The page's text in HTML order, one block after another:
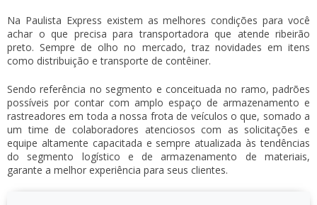
Na Paulista Express existem as melhores condições para você
achar o que precisa paratransportadora que atende ribeirão
preto. Sempre de olho no mercado, traz novidades em itens
como distribuição e transporte de contêiner.
Sendo referência no segmento e conceituada no ramo, padrões
possíveis por contar com amplo espaço de armazenamento e
rastreadores em toda a nossa frota de veículos o que, somado a
um time de colaboradores atenciosos com as solicitações e
equipe altamente capacitada e sempre atualizada às tendências
do segmento logístico e de armazenamento de materiais,
garante a melhor experiência para seus clientes.